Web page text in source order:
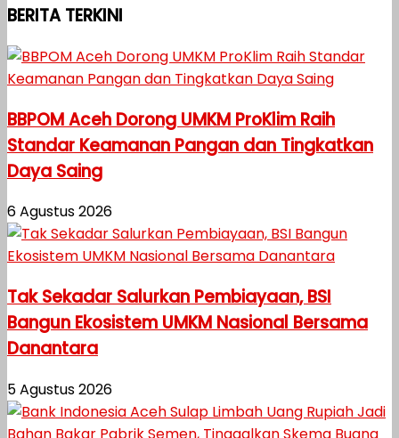
BERITA TERKINI
BBPOM Aceh Dorong UMKM ProKlim Raih
Standar Keamanan Pangan dan Tingkatkan
Daya Saing
6 Agustus 2026
Tak Sekadar Salurkan Pembiayaan, BSI
Bangun Ekosistem UMKM Nasional Bersama
Danantara
5 Agustus 2026